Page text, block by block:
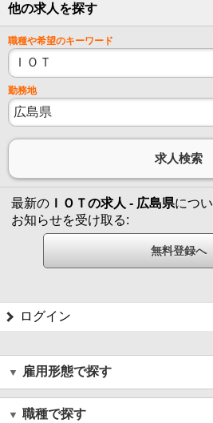
他の求人を探す
職種や希望のキーワード
勤務地
最新の ＩＯＴの求人 - 広島県につ
お知らせを受け取る:
ログイン
雇用形態で探す
職種で探す